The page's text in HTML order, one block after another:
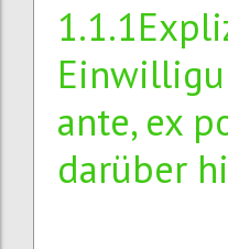
ante, ex
darüber